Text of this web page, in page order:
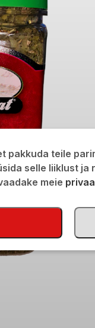
pakkuda teile
selle liiklust
meie